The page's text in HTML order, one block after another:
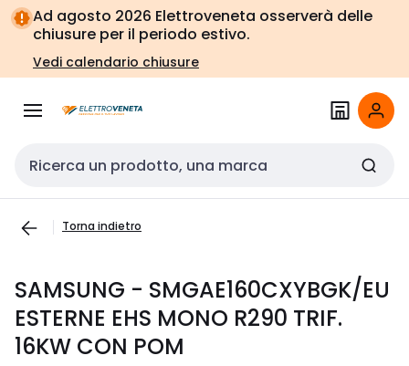
Vai alla
navigazione
Vai
alla
pagina
Ad agosto 2026 Elettroveneta osserverà delle
chiusure per il periodo estivo.
Vedi calendario chiusure
Cerca input
Torna indietro
SAMSUNG - SMGAE160CXYBGK/EU
ESTERNE EHS MONO R290 TRIF.
16KW CON POM